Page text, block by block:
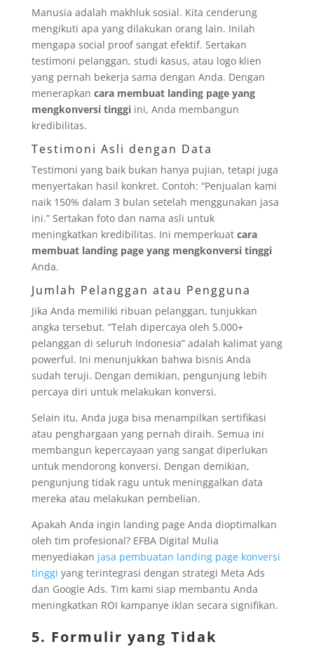
Manusia adalah makhluk sosial. Kita cenderung
mengikuti apa yang dilakukan orang lain. Inilah
mengapa social proof sangat efektif. Sertakan
testimoni pelanggan, studi kasus, atau logo klien
yang pernah bekerja sama dengan Anda. Dengan
menerapkan cara membuat landing page yang
mengkonversi tinggiini, Anda membangun
kredibilitas.
Testimoni Asli dengan Data
Testimoni yang baik bukan hanya pujian, tetapi juga
menyertakan hasil konkret. Contoh: “Penjualan kami
naik 150% dalam 3 bulan setelah menggunakan jasa
ini.” Sertakan foto dan nama asli untuk
meningkatkan kredibilitas. Ini memperkuat cara
membuat landing page yang mengkonversi tinggi
Anda.
Jumlah Pelanggan atau Pengguna
Jika Anda memiliki ribuan pelanggan, tunjukkan
angka tersebut. “Telah dipercaya oleh 5.000+
pelanggan di seluruh Indonesia” adalah kalimat yang
powerful. Ini menunjukkan bahwa bisnis Anda
sudah teruji. Dengan demikian, pengunjung lebih
percaya diri untuk melakukan konversi.
Selain itu, Anda juga bisa menampilkan sertifikasi
atau penghargaan yang pernah diraih. Semua ini
membangun kepercayaan yang sangat diperlukan
untuk mendorong konversi. Dengan demikian,
pengunjung tidak ragu untuk meninggalkan data
mereka atau melakukan pembelian.
Apakah Anda ingin landing page Anda dioptimalkan
oleh tim profesional? EFBA Digital Mulia
menyediakan jasa pembuatan landing page konversi
tinggi yang terintegrasi dengan strategi Meta Ads
dan Google Ads. Tim kami siap membantu Anda
meningkatkan ROI kampanye iklan secara signifikan.
5. Formulir yang Tidak